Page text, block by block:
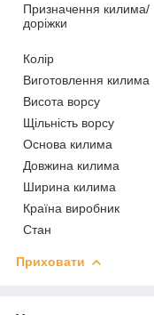
Призначення килима/
доріжки
Колір
Виготовлення килима
Висота ворсу
Щільність ворсу
Основа килима
Довжина килима
Ширина килима
Країна виробник
Стан
Приховати